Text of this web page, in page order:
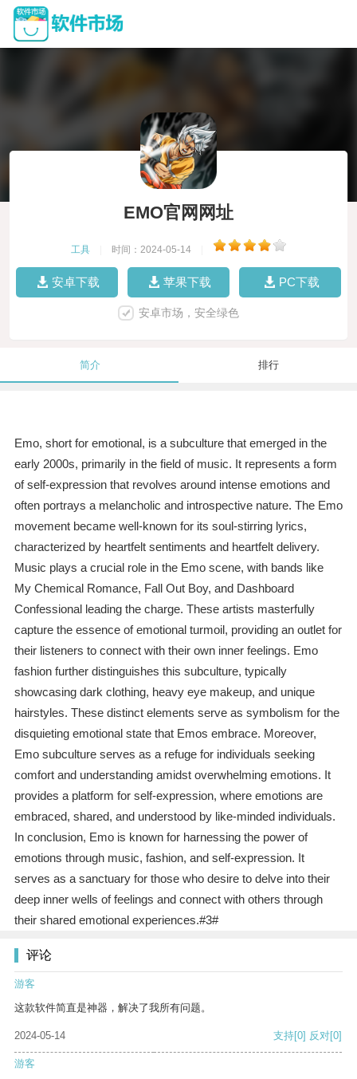
EMO官网网址
工具 时间：2024-05-14
安卓下载 苹果下载 PC下载
安卓市场，安全绿色
简介 排行
Emo, short for emotional, is a subculture that emerged in the
early 2000s, primarily in the field of music. It represents a form
of self-expression that revolves around intense emotions and
often portrays a melancholic and introspective nature. The Emo
movement became well-known for its soul-stirring lyrics,
characterized by heartfelt sentiments and heartfelt delivery.
Music plays a crucial role in the Emo scene, with bands like
My Chemical Romance, Fall Out Boy, and Dashboard
Confessional leading the charge. These artists masterfully
capture the essence of emotional turmoil, providing an outlet for
their listeners to connect with their own inner feelings. Emo
fashion further distinguishes this subculture, typically
showcasing dark clothing, heavy eye makeup, and unique
hairstyles. These distinct elements serve as symbolism for the
disquieting emotional state that Emos embrace. Moreover,
Emo subculture serves as a refuge for individuals seeking
comfort and understanding amidst overwhelming emotions. It
provides a platform for self-expression, where emotions are
embraced, shared, and understood by like-minded individuals.
In conclusion, Emo is known for harnessing the power of
emotions through music, fashion, and self-expression. It
serves as a sanctuary for those who desire to delve into their
deep inner wells of feelings and connect with others through
their shared emotional experiences.#3#
评论
游客
这款软件简直是神器，解决了我所有问题。
2024-05-14 支持[0] 反对[0]
游客